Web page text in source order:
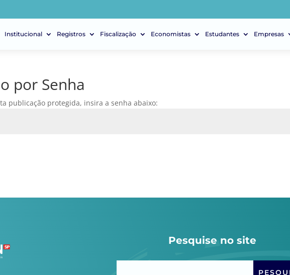
Institucional Registros Fiscalização Economistas Estudantes Empresas
por Senha
publicação protegida, insira a senha abaixo:
Pesquise no site